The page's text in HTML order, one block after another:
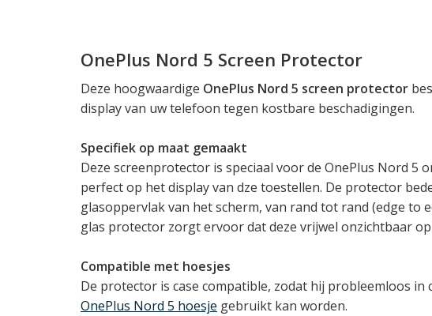
OnePlus Nord 5 Screen Protector
Deze hoogwaardige OnePlus Nord 5 screen protector
display van uw telefoon tegen kostbare beschadigingen.
Specifiek op maat gemaakt
Deze screenprotector is speciaal voor de OnePlus Nord 5
perfect op het display van dze toestellen. De protector
glasoppervlak van het scherm, van rand tot rand (edge to
glas protector zorgt ervoor dat deze vrijwel onzichtbaar
Compatible met hoesjes
De protector is case compatible, zodat hij probleemloos in
OnePlus Nord 5 hoesje gebruikt kan worden.